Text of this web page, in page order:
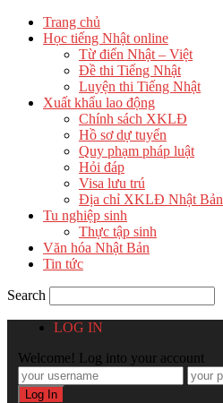
Trang chủ
Học tiếng Nhật online
Từ điển Nhật – Việt
Đề thi Tiếng Nhật
Luyện thi Tiếng Nhật
Xuất khẩu lao động
Chính sách XKLĐ
Hồ sơ dự tuyển
Quy phạm pháp luật
Hỏi đáp
Visa lưu trú
Địa chỉ XKLĐ Nhật Bản
Tu nghiệp sinh
Thực tập sinh
Văn hóa Nhật Bản
Tin tức
Search
LOG IN
Welcome! Log into your account